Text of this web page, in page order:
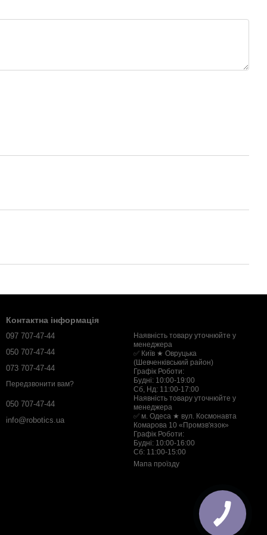
Контактна інформація
097 707-47-44
050 707-47-44
073 707-47-44
Передзвонити вам?
050 707-47-44
info@robotics.ua
Наявність товару уточнюйте у
менеджера
✅ Київ ★ Овруцька
(Шевченківський район)
Графік Роботи:
Будні: 10:00-19:00
Сб, Нд: 11:00-17:00
Наявність товару уточнюйте у
менеджера
✅ м. Одеса ★ вул. Космонавта
Комарова 10 «Промзв'язок»
Графік Роботи:
Будні: 10:00-16:00
Сб: 11:00-15:00
Мапа проїзду